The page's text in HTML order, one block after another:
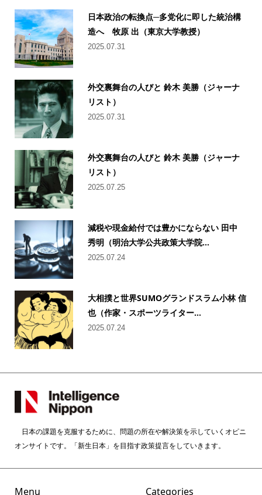
日本政治の転換点─多党化に即した統治構
造へ 牧原 出（東京大学教授）
2025.07.31
外交裏舞台の人びと 鈴木 美勝（ジャーナ
リスト）
2025.07.31
外交裏舞台の人びと 鈴木 美勝（ジャーナ
リスト）
2025.07.25
減税や現金給付では豊かにならない 田中
秀明（明治大学公共政策大学院...
2025.07.24
大相撲と世界SUMOグランドスラム小林 信
也（作家・スポーツライター...
2025.07.24
日本の課題を克服するために、問題の所在や解決策を示していくオピニ
オンサイトです。「新生日本」を目指す政策提言をしていきます。
Menu Categories